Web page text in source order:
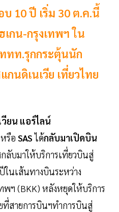
บ 10 ปี เริ่ม 30 ต.ค.นี้
เกน-กรุงเทพฯ ใน
ทท.รุกกระตุ้นนัก
กนดิเนเวีย เที่ยวไทย
ยน แอร์ไลน์
รือ SASได้กลับมาเปิดบิน
ลับมาให้บริการเที่ยวบินสู่
ในเส้นทางบินระหว่าง
พฯ (BKK) หลังหยุดให้บริการ
ที่สายการบินฯทำการบินสู่